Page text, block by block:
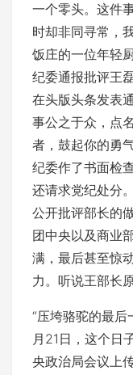
一个零头。这件
时却非同寻常，
饭庄的一位年轻
纪委通报批评王
在头版头条发表
事公之于众，点
者，鼓起你的勇
纪委作了书面检
还请求党纪处分
公开批评部长的
团中央以及商业
满，最后甚至惊
力。听说王部长
“压垮骆驼的最后
月21日，这个日
央政治局会议上